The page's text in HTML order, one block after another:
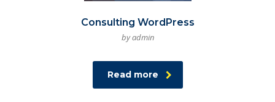
Consulting WordPress
by admin
Read more